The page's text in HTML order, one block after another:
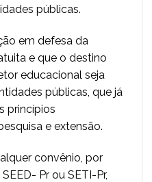
públicas.
em defesa da
e que o destino
educacional seja
públicas, que já
princípios
e extensão.
convênio, por
Pr ou SETI-Pr,